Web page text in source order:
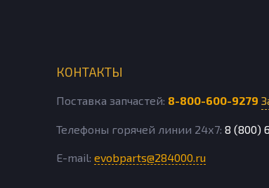
КОНТАКТЫ
Поставка запчастей: 8-800-600-9279
Телефоны горячей линии 24х7: 8 (800)
E-mail: evobparts@284000.ru